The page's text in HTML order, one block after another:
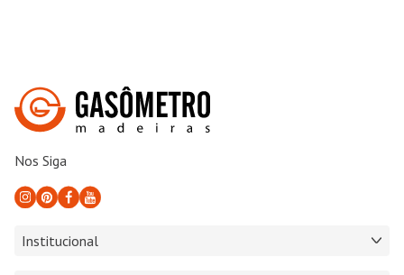
Nos Siga
Institucional